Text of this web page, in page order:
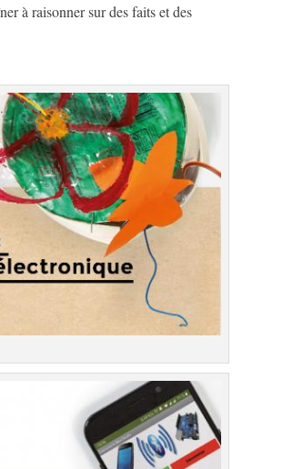
à raisonner sur des faits et des